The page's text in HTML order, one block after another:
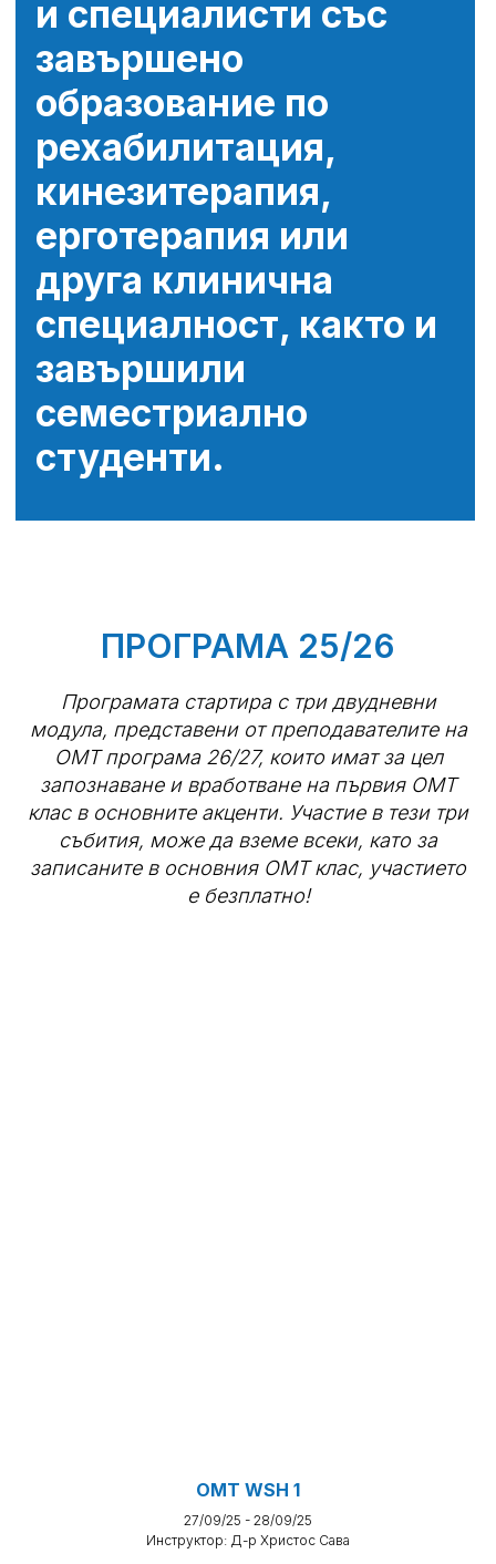
ПРОГРАМА 25/26
Програмата стартира с три двудневни
модула, представени от преподавателите на
ОМТ програма 26/27, които имат за цел
запознаване и вработване на първия ОМТ
клас в основните акценти. Участие в тези три
събития, може да вземе всеки, като за
записаните в основния ОМТ клас, участието
е безплатно!
OMT WSH 1
27/09/25 - 28/09/25
Инструктор: Д-р Христос Сава